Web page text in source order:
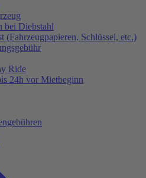
bei Diebstahl
(Fahrzeugpapieren, Schlüssel, etc.)
Ride
24h vor Mietbeginn